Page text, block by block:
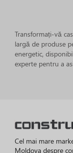
Transformați-vă
largă de produse
energetic,
experte pentru a
Cel mai mare
Moldova despre